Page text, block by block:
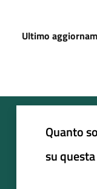
Ultimo
Quanto
su